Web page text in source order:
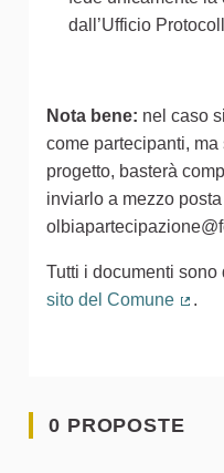
dall’Ufficio
Nota bene: nel caso
come partecipanti, ma
progetto, basterà
inviarlo a mezzo
Tutti i documenti sono
sito del Comune
.
0 PROPOSTE